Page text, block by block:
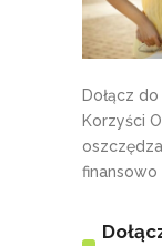
Dołącz
Korzyści
finansowo